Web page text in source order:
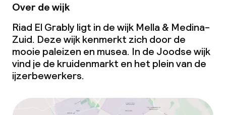
Laat ontbijt
Dieetopties
Speciale dieetopties
Glutenvrije opties
Over de wijk
Riad El Grably ligt in de wijk Mella & Medina-
Zuid. Deze wijk kenmerkt zich door de
mooie paleizen en musea. In de Joodse wijk
vind je de kruidenmarkt en het plein van de
ijzerbewerkers.